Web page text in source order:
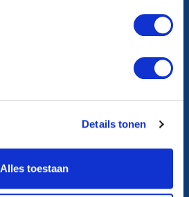
Details tonen
Alles toestaan